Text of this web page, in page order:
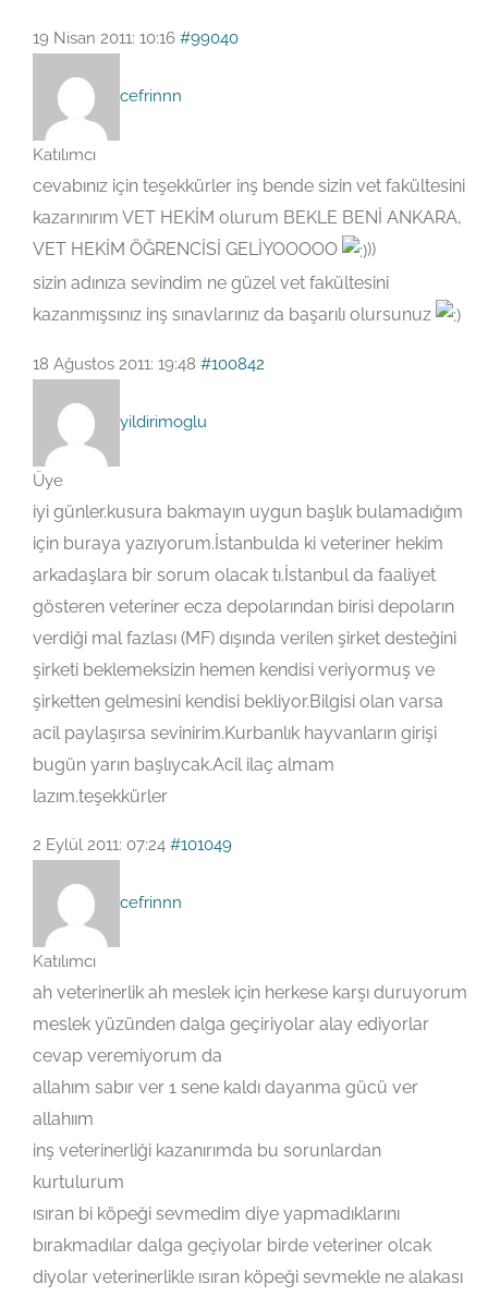
19 Nisan 2011: 10:16 #99040
cefrinnn
Katılımcı
cevabınız için teşekkürler inş bende sizin vet fakültesini
kazarınırım VET HEKİM olurum BEKLE BENİ ANKARA,
VET HEKİM ÖĞRENCİSİ GELİYOOOOO
))
sizin adınıza sevindim ne güzel vet fakültesini
kazanmışsınız inş sınavlarınız da başarılı olursunuz
18 Ağustos 2011: 19:48 #100842
yildirimoglu
Üye
iyi günler.kusura bakmayın uygun başlık bulamadığım
için buraya yazıyorum.İstanbulda ki veteriner hekim
arkadaşlara bir sorum olacak tı.İstanbul da faaliyet
gösteren veteriner ecza depolarından birisi depoların
verdiği mal fazlası (MF) dışında verilen şirket desteğini
şirketi beklemeksizin hemen kendisi veriyormuş ve
şirketten gelmesini kendisi bekliyor.Bilgisi olan varsa
acil paylaşırsa sevinirim.Kurbanlık hayvanların girişi
bugün yarın başlıycak.Acil ilaç almam
lazım.teşekkürler
2 Eylül 2011: 07:24 #101049
cefrinnn
Katılımcı
ah veterinerlik ah meslek için herkese karşı duruyorum
meslek yüzünden dalga geçiriyolar alay ediyorlar
cevap veremiyorum da
allahım sabır ver 1 sene kaldı dayanma gücü ver
allahıım
inş veterinerliği kazanırımda bu sorunlardan
kurtulurum
ısıran bi köpeği sevmedim diye yapmadıklarını
bırakmadılar dalga geçiyolar birde veteriner olcak
diyolar veterinerlikle ısıran köpeği sevmekle ne alakası